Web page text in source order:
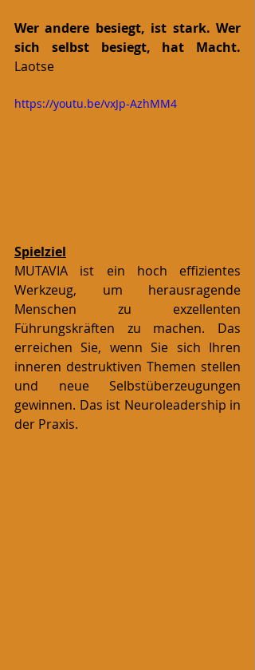
Wer andere besiegt, ist stark. Wer
Laotse
https://youtu.be/vxJp-AzhMM4
Spielziel
MUTAVIA ist ein hoch effizientes
Werkzeug, um herausragende
Menschen zu exzellenten
Führungskräften zu machen. Das
erreichen Sie, wenn Sie sich Ihren
inneren destruktiven Themen stellen
und neue Selbstüberzeugungen
gewinnen. Das ist Neuroleadership in
der Praxis.